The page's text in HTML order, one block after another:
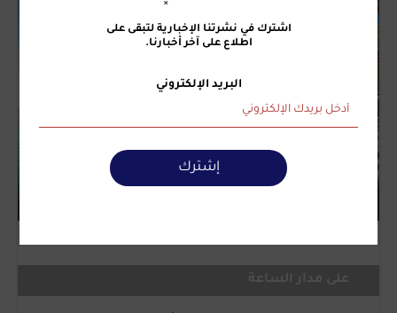
اشترك في نشرتنا الإخبارية لتبقى على
اطلاع على آخر أخبارنا.
البريد الإلكتروني
إشترك